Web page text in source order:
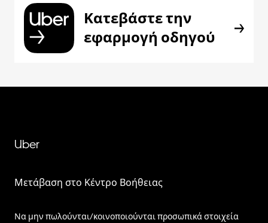
Κατεβάστε την
εφαρμογή οδηγού
Uber
Μετάβαση στο Κέντρο Βοήθειας
Να μην πωλούνται/κοινοποιούνται προσωπικά στοιχεία